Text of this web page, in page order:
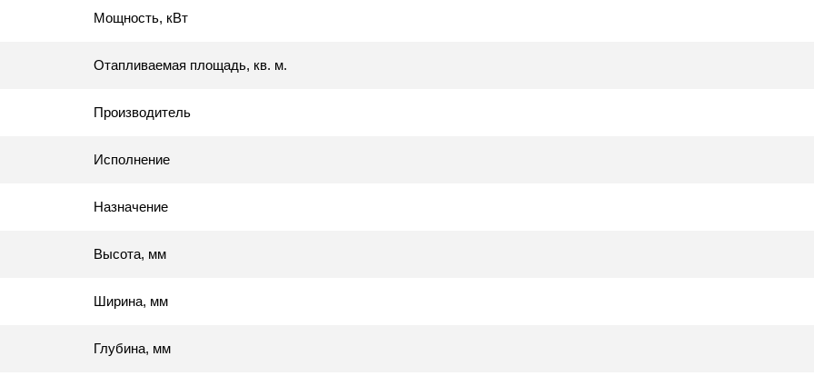
Мощность, кВт
Отапливаемая площадь, кв. м.
Производитель
Исполнение
Назначение
Высота, мм
Ширина, мм
Глубина, мм